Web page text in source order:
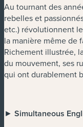
Au tournant des
rebelles et
etc.) révolutionnent
la manière même de
Richement illustrée,
du mouvement, ses
qui ont durablement
► Simultaneous